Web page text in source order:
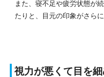
また、寝不足や疲労状態が
たりと、目元の印象がさら
視力が悪くて目を